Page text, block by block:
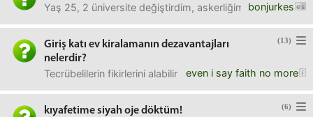
bonjurkes
Yaş 25, 2 üniversite değiştirdim, askerliğimi yaptım, 2-3.
(13)
Giriş katı ev kiralamanın dezavantajları
nelerdir?
even i say faith no more
Tecrübelilerin fikirlerini alabilir miyim? Isınmadan tutun
(6)
kıyafetime siyah oje döktüm!